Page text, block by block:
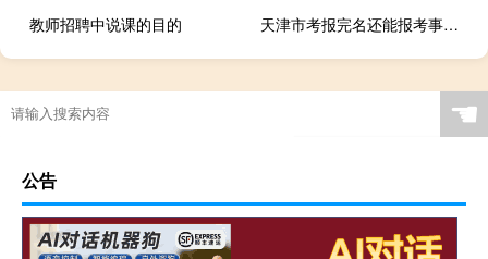
教师招聘中说课的目的
天津市考报完名还能报考事业单位吗
☚
公告